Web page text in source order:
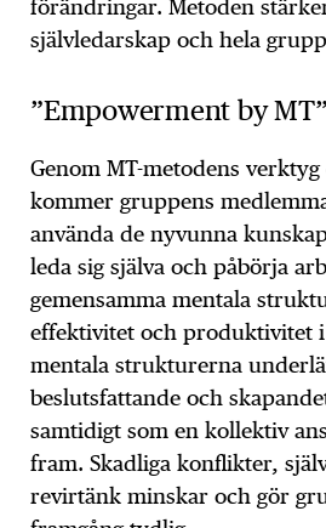
förändringar. Metoden
självledarskap och hela
”Empowerment by MT”
Genom MT-metodens
kommer gruppens
använda de nyvunna
leda sig själva och påbörja
gemensamma mentala
effektivitet och produktivitet
mentala strukturerna
beslutsfattande och
samtidigt som en kollektiv
fram. Skadliga konflikter,
revirtänk minskar och gör